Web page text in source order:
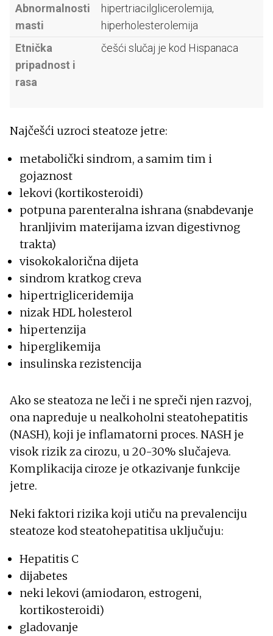
Abnormalnosti
masti
hipertriacilglicerolemija,
hiperholesterolemija
Etnička
pripadnost i
rasa
češći slučaj je kod Hispanaca
Najčešći uzroci steatoze jetre:
metabolički sindrom, a samim tim i
gojaznost
lekovi (kortikosteroidi)
potpuna parenteralna ishrana (snabdevanje
hranljivim materijama izvan digestivnog
trakta)
visokokalorična dijeta
sindrom kratkog creva
hipertrigliceridemija
nizak HDL holesterol
hipertenzija
hiperglikemija
insulinska rezistencija
Ako se steatoza ne leči i ne spreči njen razvoj,
ona napreduje u nealkoholni steatohepatitis
(NASH), koji je inflamatorni proces. NASH je
visok rizik za cirozu, u 20-30% slučajeva.
Komplikacija ciroze je otkazivanje funkcije
jetre.
Neki faktori rizika koji utiču na prevalenciju
steatoze kod steatohepatitisa uključuju:
Hepatitis C
dijabetes
neki lekovi (amiodaron, estrogeni,
kortikosteroidi)
gladovanje